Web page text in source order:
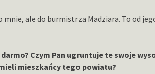
ale do burmistrza Madziara. To od
Czym Pan ugruntuje te swoje
mieszkańcy tego powiatu?